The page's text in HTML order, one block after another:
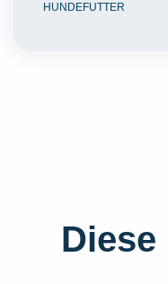
HUNDEFUTTER